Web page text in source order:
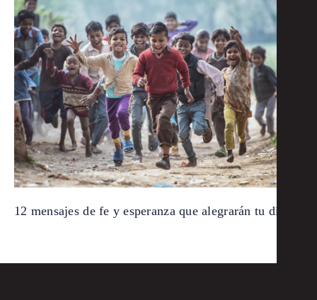
12 mensajes de fe y esperanza que alegrarán tu día